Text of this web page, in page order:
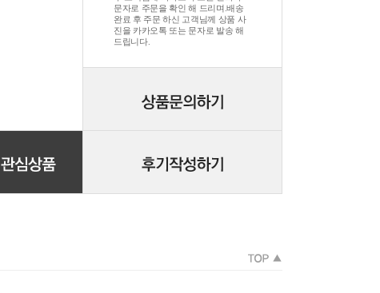
문자로 주문을 확인 해 드리며.배송
완료 후 주문 하신 고객님께 상품 사
진을 카카오톡 또는 문자로 발송 해
드립니다.